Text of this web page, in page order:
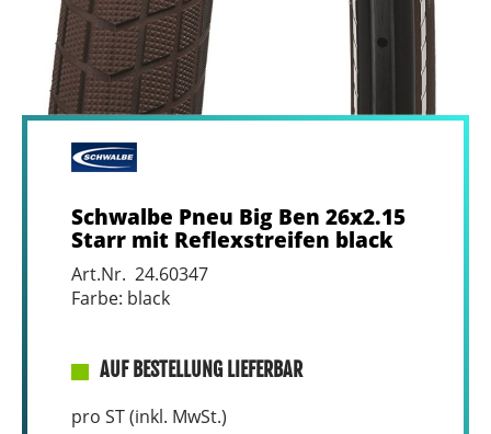
Schwalbe Pneu Big Ben 26x2.15
Starr mit Reflexstreifen black
Art.Nr. 24.60347
Farbe: black
AUF BESTELLUNG LIEFERBAR
pro ST (inkl. MwSt.)